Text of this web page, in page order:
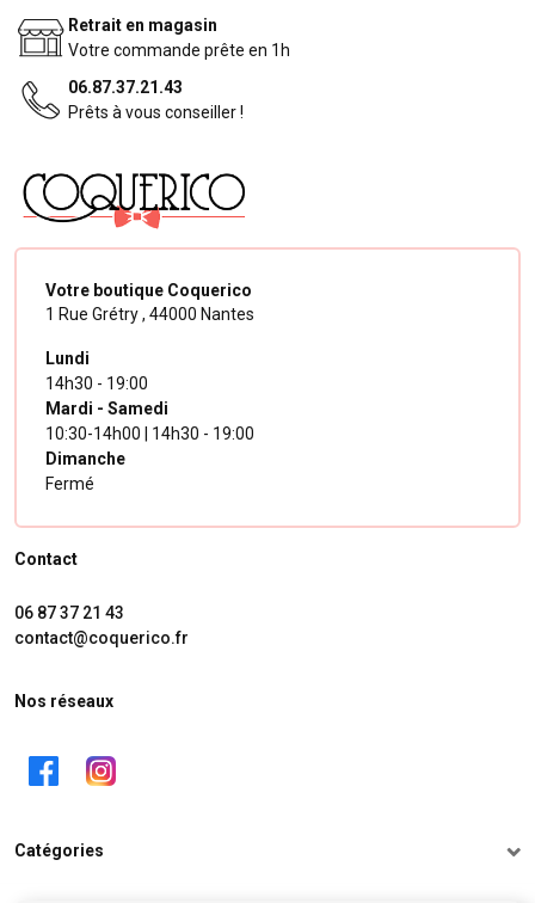
Retrait en magasin
Votre commande prête en 1h
06.87.37.21.43
Prêts à vous conseiller !
Votre boutique Coquerico
1 Rue Grétry , 44000 Nantes
Lundi
14h30 - 19:00
Mardi - Samedi
10:30-14h00 | 14h30 - 19:00
Dimanche
Fermé
Contact
06 87 37 21 43
contact@coquerico.fr
Nos réseaux
Catégories